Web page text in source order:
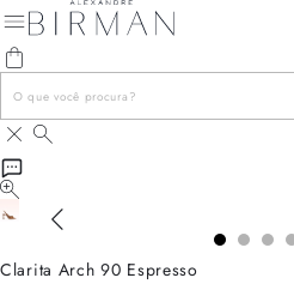
Clarita Arch 90 Espresso